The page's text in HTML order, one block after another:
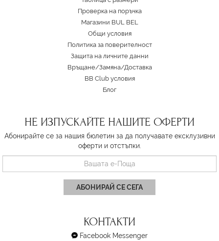
Проверка на поръчка
Магазини BUL BEL
Oбщи условия
Политика за поверителност
Защита на личните данни
Връщане/Замяна/Доставка
BB Club условия
Блог
НЕ ИЗПУСКАЙТЕ НАШИТЕ ОФЕРТИ
Абонирайте се за нашия бюлетин за да получавате ексклузивни
оферти и отстъпки.
АБОНИРАЙ СЕ СЕГА
КОНТАКТИ
Facebook Messenger